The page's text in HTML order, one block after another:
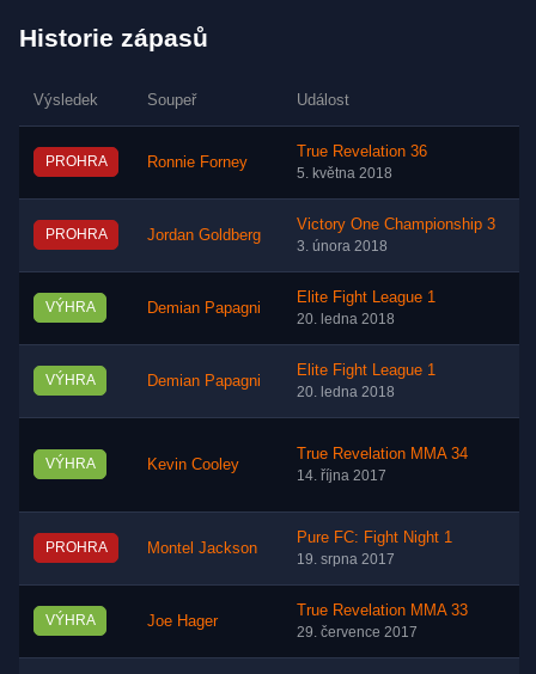
Historie zápasů
Výsledek Soupeř Událost
PROHRA Ronnie Forney
True Revelation 36
5. května 2018
PROHRA Jordan Goldberg
Victory One Championship 3
3. února 2018
VÝHRA Demian Papagni
Elite Fight League 1
20. ledna 2018
VÝHRA Demian Papagni
Elite Fight League 1
20. ledna 2018
VÝHRA Kevin Cooley
True Revelation MMA 34
14. října 2017
PROHRA Montel Jackson
Pure FC: Fight Night 1
19. srpna 2017
VÝHRA Joe Hager
True Revelation MMA 33
29. července 2017